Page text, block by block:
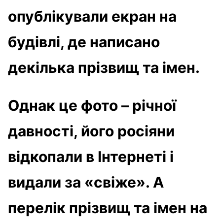
опублікували екран на
будівлі, де написано
декілька прізвищ та імен.
Однак це фото – річної
давності, його росіяни
відкопали в Інтернеті і
видали за «свіже». А
перелік прізвищ та імен на